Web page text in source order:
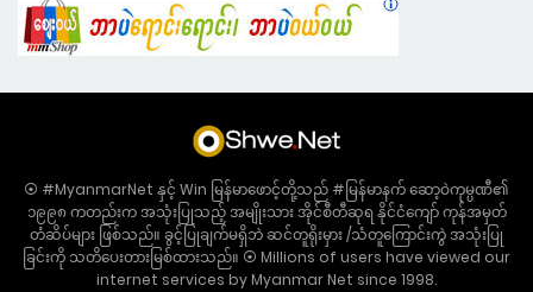
⦿ #MyanmarNet နှင့် Win မြန်မာဖောင့်တို့သည် #မြန်မာနက် ဆော့ဝဲကုမ္ပဏီ၏
၁၉၉၈ ကတည်းက အသုံးပြုသည့် အမျိုးသား အိုင်စီတီဆုရ နိုင်ငံကျော် ကုန်အမှတ်
တံဆိပ်များ ဖြစ်သည်။ ခွင့်ပြုချက်မရှိဘဲ ဆင်တူရိုးမှား /သံတူကြောင်းကွဲ အသုံးပြု
ခြင်းကို သတိပေးတားမြစ်ထားသည်။ ⦿ Millions of users have viewed our
internet services by Myanmar Net since 1998.